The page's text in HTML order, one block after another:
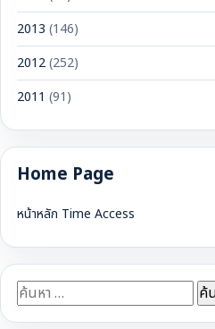
2013 (146)
2012(252)
2011 (91)
Home Page
หน้าหลัก Time Access
ค้นหา
สำหรับ: